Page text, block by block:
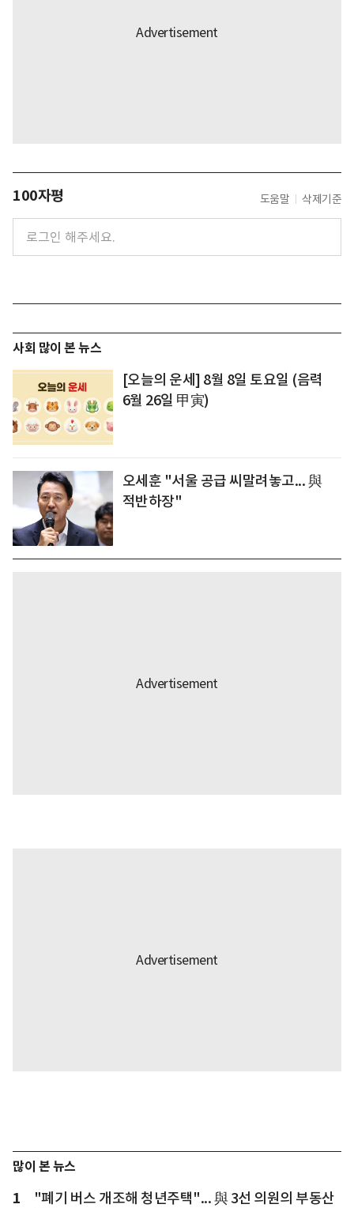
100자평 도움말 삭제기준
사회 많이 본 뉴스
[오늘의 운세] 8월 8일 토요일 (음력
6월 26일 甲寅)
오세훈 "서울 공급 씨말려놓고... 與
적반하장"
많이 본 뉴스
1
"폐기 버스 개조해 청년주택"... 與 3선 의원의 부동산